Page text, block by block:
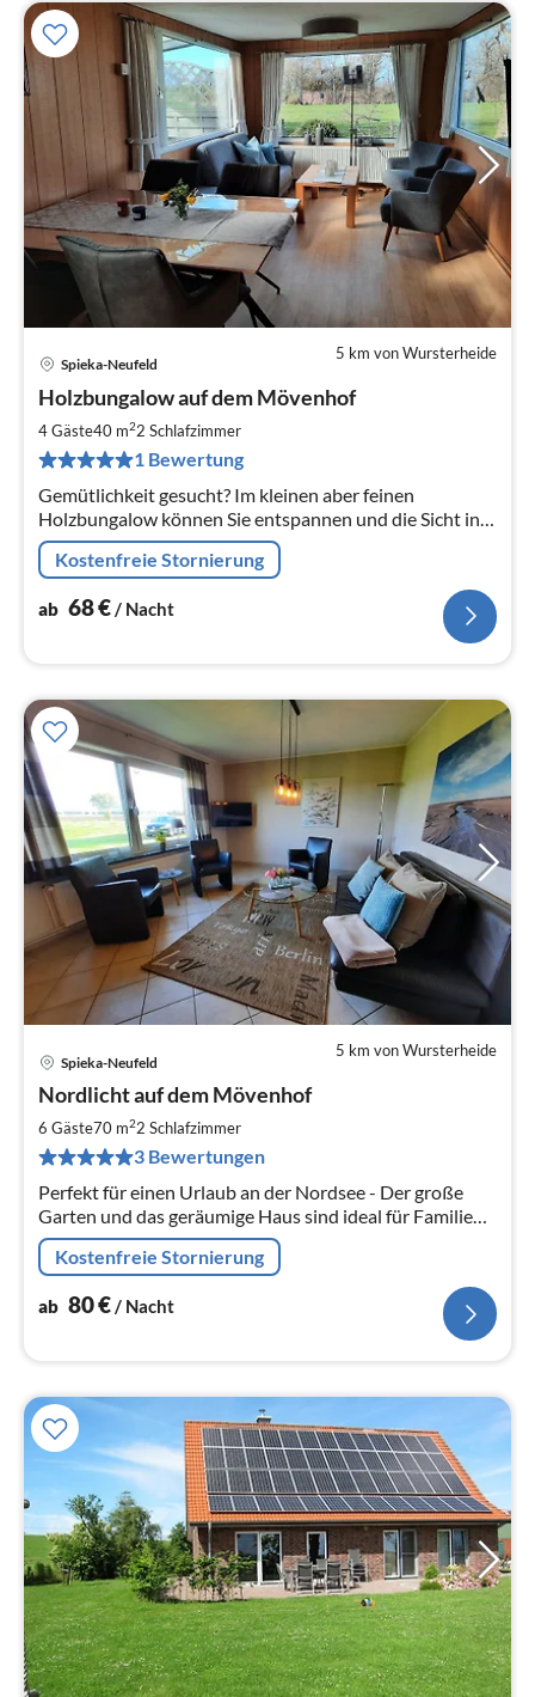
5 km von Wursterheide
Spieka-Neufeld
Holzbungalow auf dem Mövenhof
4 Gäste40 m22 Schlafzimmer
1 Bewertung
Gemütlichkeit gesucht? Im kleinen aber feinen
Holzbungalow können Sie entspannen und die Sicht in
die Ferne genießen.
Kostenfreie Stornierung
ab 68€/ Nacht
5 km von Wursterheide
Spieka-Neufeld
Nordlicht auf dem Mövenhof
6 Gäste70 m22 Schlafzimmer
3 Bewertungen
Perfekt für einen Urlaub an der Nordsee - Der große
Garten und das geräumige Haus sind ideal für Familien
mit Kindern & Hund
Kostenfreie Stornierung
ab 80€/ Nacht